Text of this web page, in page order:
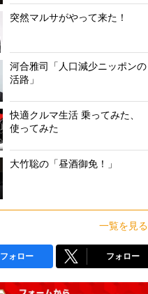
突然マルサがやって来た！
河合雅司「人口減少ニッポンの
活路」
快適クルマ生活 乗ってみた、
使ってみた
大竹聡の「昼酒御免！」
一覧を見る
フォロー フォロー